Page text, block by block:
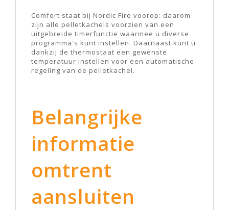
Comfort staat bij Nordic Fire voorop: daarom
zijn alle pelletkachels voorzien van een
uitgebreide timerfunctie waarmee u diverse
programma's kunt instellen. Daarnaast kunt u
dankzij de thermostaat een gewenste
temperatuur instellen voor een automatische
regeling van de pelletkachel.
Belangrijke
informatie
omtrent
aansluiten